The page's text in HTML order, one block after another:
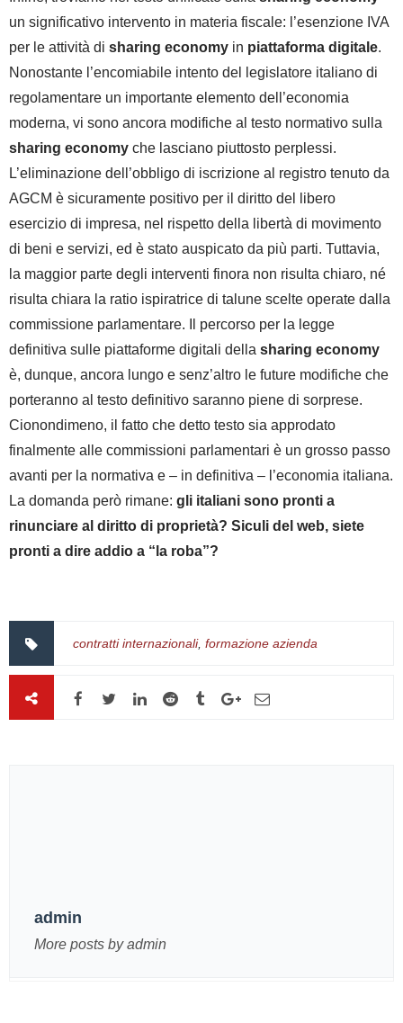
un significativo intervento in materia fiscale: l’esenzione IVA
per le attività di sharing economy in piattaforma digitale.
Nonostante l’encomiabile intento del legislatore italiano di
regolamentare un importante elemento dell’economia
moderna, vi sono ancora modifiche al testo normativo sulla
sharing economy che lasciano piuttosto perplessi.
L’eliminazione dell’obbligo di iscrizione al registro tenuto da
AGCM è sicuramente positivo per il diritto del libero
esercizio di impresa, nel rispetto della libertà di movimento
di beni e servizi, ed è stato auspicato da più parti. Tuttavia,
la maggior parte degli interventi finora non risulta chiaro, né
risulta chiara la ratio ispiratrice di talune scelte operate dalla
commissione parlamentare. Il percorso per la legge
definitiva sulle piattaforme digitali della sharing economy
è, dunque, ancora lungo e senz’altro le future modifiche che
porteranno al testo definitivo saranno piene di sorprese.
Cionondimeno, il fatto che detto testo sia approdato
finalmente alle commissioni parlamentari è un grosso passo
avanti per la normativa e – in definitiva – l’economia italiana.
La domanda però rimane: gli italiani sono pronti a
rinunciare al diritto di proprietà? Siculi del web, siete
pronti a dire addio a “la roba”?
contratti internazionali, formazione azienda
admin
More posts by admin